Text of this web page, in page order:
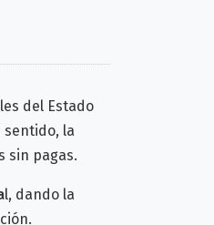
del Estado
sentido, la
sin pagas.
l, dando la